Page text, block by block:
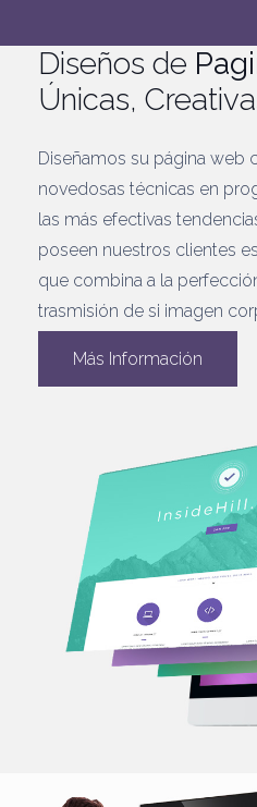
Diseños de
Únicas,
Diseñamos su página web
novedosas técnicas en
las más efectivas
poseen nuestros clientes
que combina a la
trasmisión de si imagen
Más Información